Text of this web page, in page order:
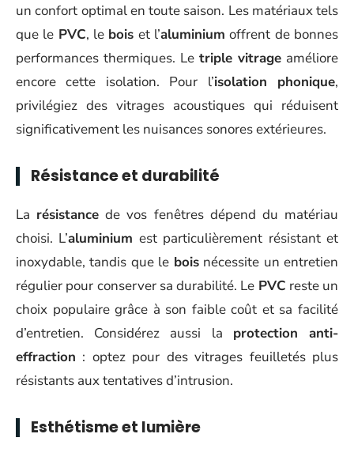
un confort optimal en toute saison. Les matériaux tels
que le PVC, le bois et l’aluminium offrent de bonnes
performances thermiques. Le triple vitrage améliore
encore cette isolation. Pour l’isolation phonique,
privilégiez des vitrages acoustiques qui réduisent
significativement les nuisances sonores extérieures.
Résistance et durabilité
La résistance de vos fenêtres dépend du matériau
choisi. L’aluminium est particulièrement résistant et
inoxydable, tandis que le boisnécessite un entretien
régulier pour conserver sa durabilité. Le PVC reste un
choix populaire grâce à son faible coût et sa facilité
d’entretien. Considérez aussi la protection anti-
effraction : optez pour des vitrages feuilletés plus
résistants aux tentatives d’intrusion.
Esthétisme et lumière